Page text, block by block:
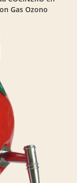
Gas Ozono